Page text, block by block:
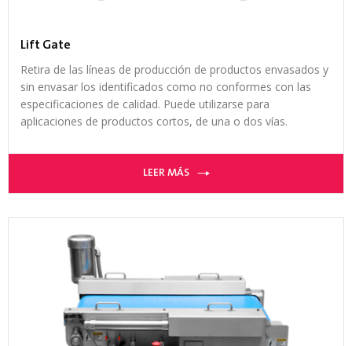
Lift Gate
Retira de las líneas de producción de productos envasados y
sin envasar los identificados como no conformes con las
especificaciones de calidad. Puede utilizarse para
aplicaciones de productos cortos, de una o dos vías.
LEER MÁS